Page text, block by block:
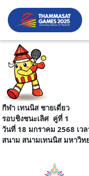
กีฬา เทนนิส ชายเดี่ยว
รอบชิงชนะเลิศคู่ที่ 1
วันที่ 18 มกราคม 2568 เว
สนาม สนามเทนนิส มหาวิท